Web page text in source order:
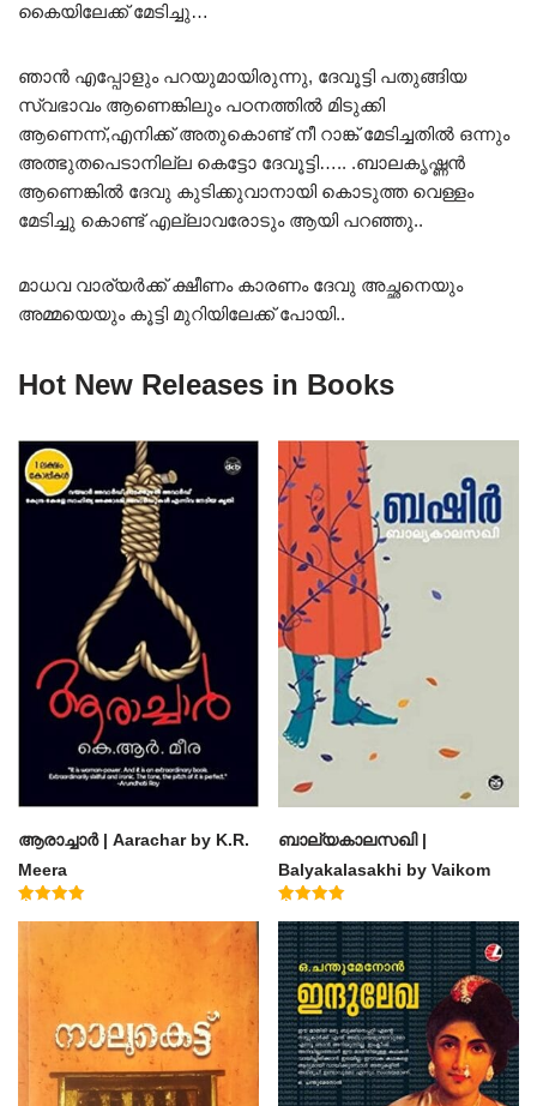
കൈയിലേക്ക് മേടിച്ചു…
ഞാൻ എപ്പോളും പറയുമായിരുന്നു, ദേവൂട്ടി പതുങ്ങിയ
സ്വഭാവം ആണെങ്കിലും പഠനത്തിൽ മിടുക്കി
ആണെന്ന്,എനിക്ക് അതുകൊണ്ട് നീ റാങ്ക് മേടിച്ചതിൽ ഒന്നും
അത്ഭുതപെടാനില്ല കെട്ടോ ദേവൂട്ടി….. .ബാലകൃഷ്ണൻ
ആണെങ്കിൽ ദേവു കുടിക്കുവാനായി കൊടുത്ത വെള്ളം
മേടിച്ചു കൊണ്ട് എല്ലാവരോടും ആയി പറഞ്ഞു..
മാധവ വാര്യർക്ക് ക്ഷീണം കാരണം ദേവു അച്ഛനെയും
അമ്മയെയും കൂട്ടി മുറിയിലേക്ക് പോയി..
Hot New Releases in Books
ആരാച്ചാര്‍ | Aarachar by K.R.
Meera
ബാല്യകാലസഖി |
Balyakalasakhi by Vaikom
Muhammad Basheer
4.60
out of 5